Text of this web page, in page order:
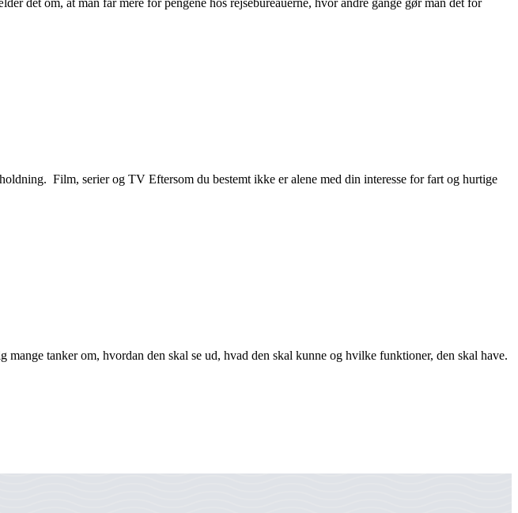
det om, at man får mere for pengene hos rejsebureauerne, hvor andre gange gør man det for
Film, serier og TV Eftersom du bestemt ikke er alene med din interesse for fart og hurtige
tanker om, hvordan den skal se ud, hvad den skal kunne og hvilke funktioner, den skal have.